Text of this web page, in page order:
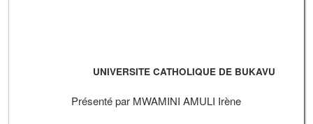
UNIVERSITE CATHOLIQUE DE BUKAVU
Présenté par MWAMINI AMULI Irène